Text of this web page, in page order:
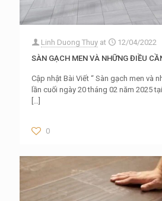
Linh Duong Thuy at
12/04/2022
SÀN GẠCH MEN VÀ NHỮNG ĐIỀU
Cập nhật Bài Viết “ Sàn gạch men và
lần cuối ngày 20 tháng 02 năm 2025
[…]
0